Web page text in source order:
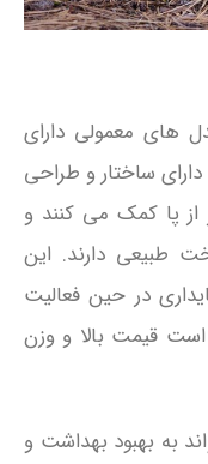
های معمولی دارای
ساختار و طراحی
پا کمک می‌ کنند و
طبیعی دارند. این
در حین فعالیت‌
قیمت بالا و وزن
به بهبود بهداشت و